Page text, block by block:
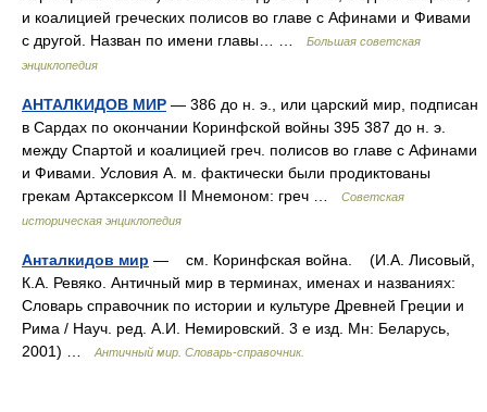
и коалицией греческих полисов во главе с Афинами и Фивами
с другой. Назван по имени главы… …
Большая советская
энциклопедия
АНТАЛКИДОВ МИР — 386 до н. э., или царский мир, подписан
в Сардах по окончании Коринфской войны 395 387 до н. э.
между Спартой и коалицией греч. полисов во главе с Афинами
и Фивами. Условия А. м. фактически были продиктованы
грекам Артаксерксом II Мнемоном: греч …
Советская
историческая энциклопедия
Анталкидов мир — см. Коринфская война. (И.А. Лисовый,
К.А. Ревяко. Античный мир в терминах, именах и названиях:
Словарь справочник по истории и культуре Древней Греции и
Рима / Науч. ред. А.И. Немировский. 3 е изд. Мн: Беларусь,
2001) …
Античный мир. Словарь-справочник.